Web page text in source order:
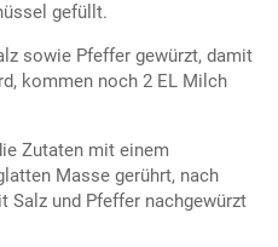
gefüllt.
sowie Pfeffer gewürzt, damit
kommen noch 2 EL Milch
Zutaten mit einem
Masse gerührt, nach
Salz und Pfeffer nachgewürzt